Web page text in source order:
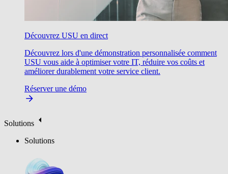
Découvrez USU en direct
Découvrez lors d'une démonstration personnalisée comment
USU vous aide à optimiser votre IT, réduire vos coûts et
améliorer durablement votre service client.
Réserver une démo
Solutions
Solutions